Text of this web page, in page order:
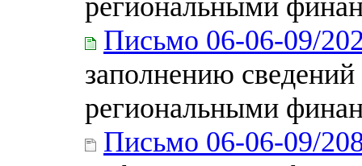
Письмо 06-06-09/
заполнению сведений
региональными
Письмо 06-06-09/